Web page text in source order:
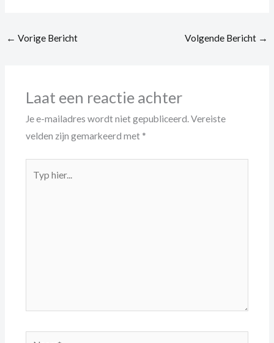
← Vorige Bericht Volgende Bericht →
Laat een reactie achter
Je e-mailadres wordt niet gepubliceerd.Vereiste
velden zijn gemarkeerd met *
hier...
Naam*